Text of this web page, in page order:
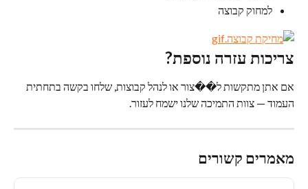
למחוק קבוצה
צריכות עזרה נוספת?
אם אתן מתקשות ל��צור או לנהל קבוצות, שלחו בקשה בתחתית
העמוד — צוות התמיכה שלנו ישמח לעזור.
מאמרים קשורים